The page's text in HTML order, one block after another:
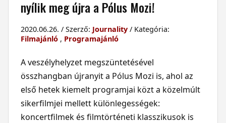
nyílik meg újra a Pólus Mozi!
2020.06.26. / Szerző: Journality/ Kategória:
Filmajánló, Programajánló
A veszélyhelyzet megszüntetésével
összhangban újranyit a Pólus Mozi is, ahol az
első hetek kiemelt programjai közt a közelmúlt
sikerfilmjei mellett különlegességek:
koncertfilmek és filmtörténeti klasszikusok is